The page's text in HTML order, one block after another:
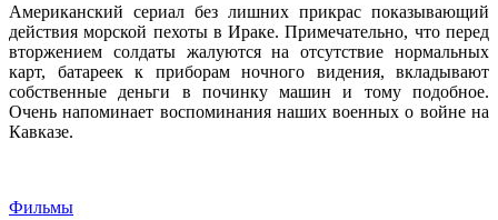
Американский сериал без лишних прикрас показывающий
действия морской пехоты в Ираке. Примечательно, что перед
вторжением солдаты жалуются на отсутствие нормальных
карт, батареек к приборам ночного видения, вкладывают
собственные деньги в починку машин и тому подобное.
Очень напоминает воспоминания наших военных о войне на
Кавказе.
Фильмы